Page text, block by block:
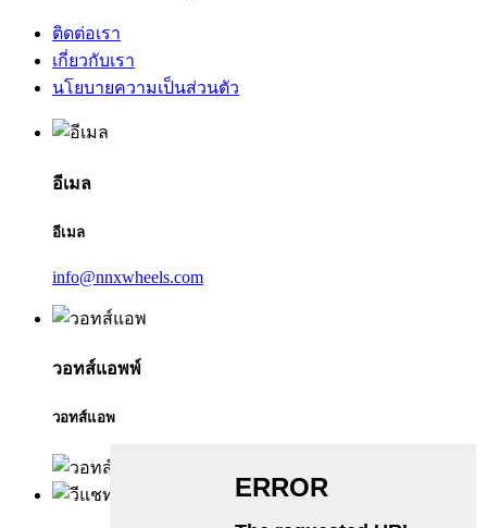
ติดต่อเรา
เกี่ยวกับเรา
นโยบายความเป็นส่วนตัว
อีเมล
อีเมล
info@nnxwheels.com
วอทส์แอพพ์
วอทส์แอพ